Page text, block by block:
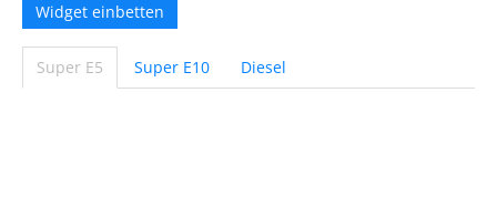
Widget einbetten
Super E5 Super E10 Diesel